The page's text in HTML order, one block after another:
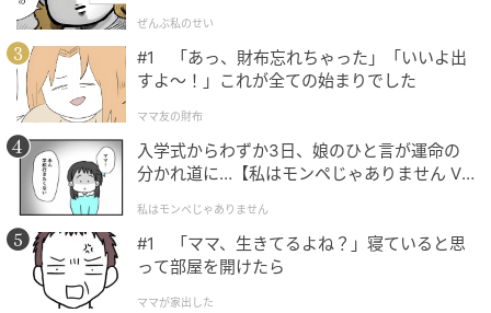
年間賞与132万÷12ヶ月=月換算11万円
月換算の賃金：35万円+11万円=46万円
年金月額：16万円（うち厚生年金10万円）
賃金と厚生年金の合計：
「5万円」オーバー
基準額を超えた場合、その半分の厚生年金が支給停止
となります。
今回のケースでは、5万円の半分にあたる「2万5,000
円」の厚生年金が支給停止となり、月16万円の年金が
ぜんぶ私のせい
#1 「あっ、財布忘れちゃった」「いいよ出
すよ〜！」これが全ての始まりでした
ママ友の財布
入学式からわずか3日、娘のひと言が運命の
分かれ道に…【私はモンペじゃありません Vo
私はモンペじゃありません
#1 「ママ、生きてるよね？」寝ていると思
って部屋を開けたら
ママが家出した